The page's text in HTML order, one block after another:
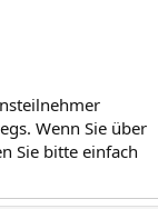
Wenn Sie über
Sie bitte einfach